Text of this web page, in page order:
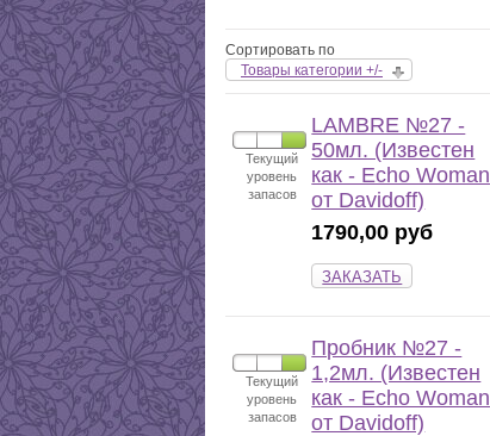
Сортировать по
Товары категории +/-
Текущий
уровень
запасов
LAMBRE №27 -
50мл. (Известен
как - Echo Woman
от Davidoff)
1790,00 руб
ЗАКАЗАТЬ
Текущий
уровень
запасов
Пробник №27 -
1,2мл. (Известен
как - Echo Woman
от Davidoff)